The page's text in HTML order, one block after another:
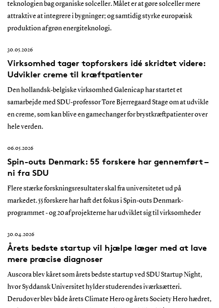
teknologien bag organiske solceller. Målet er at gøre solceller mere
attraktive at integrere i bygninger; og samtidig styrke europæisk
produktion af grøn energiteknologi.
30.05.2026
Virksomhed tager topforskers idé skridtet videre:
Udvikler creme til kræftpatienter
Den hollandsk-belgiske virksomhed Galenicap har startet et
samarbejde med SDU-professor Tore Bjerregaard Stage om at udvikle
en creme, som kan blive en gamechanger for brystkræftpatienter over
hele verden.
06.05.2026
Spin-outs Denmark: 55 forskere har gennemført –
ni fra SDU
Flere stærke forskningsresultater skal fra universitetet ud på
markedet. 55 forskere har haft det fokus i Spin-outs Denmark-
programmet - og 20 af projekterne har udviklet sig til virksomheder
30.04.2026
Årets bedste startup vil hjælpe læger med at lave
mere præcise diagnoser
Auscora blev kåret som årets bedste startup ved SDU Startup Night,
hvor Syddansk Universitet hylder studerendes iværksætteri.
Derudover blev både årets Climate Hero og årets Society Hero hædret,